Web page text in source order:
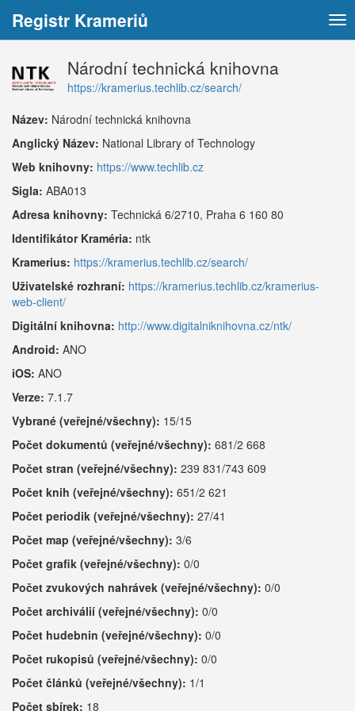
Registr Krameriů
Národní technická knihovna
https://kramerius.techlib.cz/search/
Název: Národní technická knihovna
Anglický Název: National Library of Technology
Web knihovny: https://www.techlib.cz
Sigla: ABA013
Adresa knihovny: Technická 6/2710, Praha 6 160 80
Identifikátor Kraméria: ntk
Kramerius: https://kramerius.techlib.cz/search/
Uživatelské rozhraní: https://kramerius.techlib.cz/kramerius-
web-client/
Digitální knihovna: http://www.digitalniknihovna.cz/ntk/
Android: ANO
iOS: ANO
Verze: 7.1.7
Vybrané (veřejné/všechny): 15/15
Počet dokumentů (veřejné/všechny): 681/2 668
Počet stran (veřejné/všechny): 239 831/743 609
Počet knih (veřejné/všechny): 651/2 621
Počet periodik (veřejné/všechny): 27/41
Počet map (veřejné/všechny): 3/6
Počet grafik (veřejné/všechny): 0/0
Počet zvukových nahrávek (veřejné/všechny): 0/0
Počet archiválií (veřejné/všechny): 0/0
Počet hudebnin (veřejné/všechny): 0/0
Počet rukopisů (veřejné/všechny): 0/0
Počet článků (veřejné/všechny): 1/1
Počet sbírek: 18